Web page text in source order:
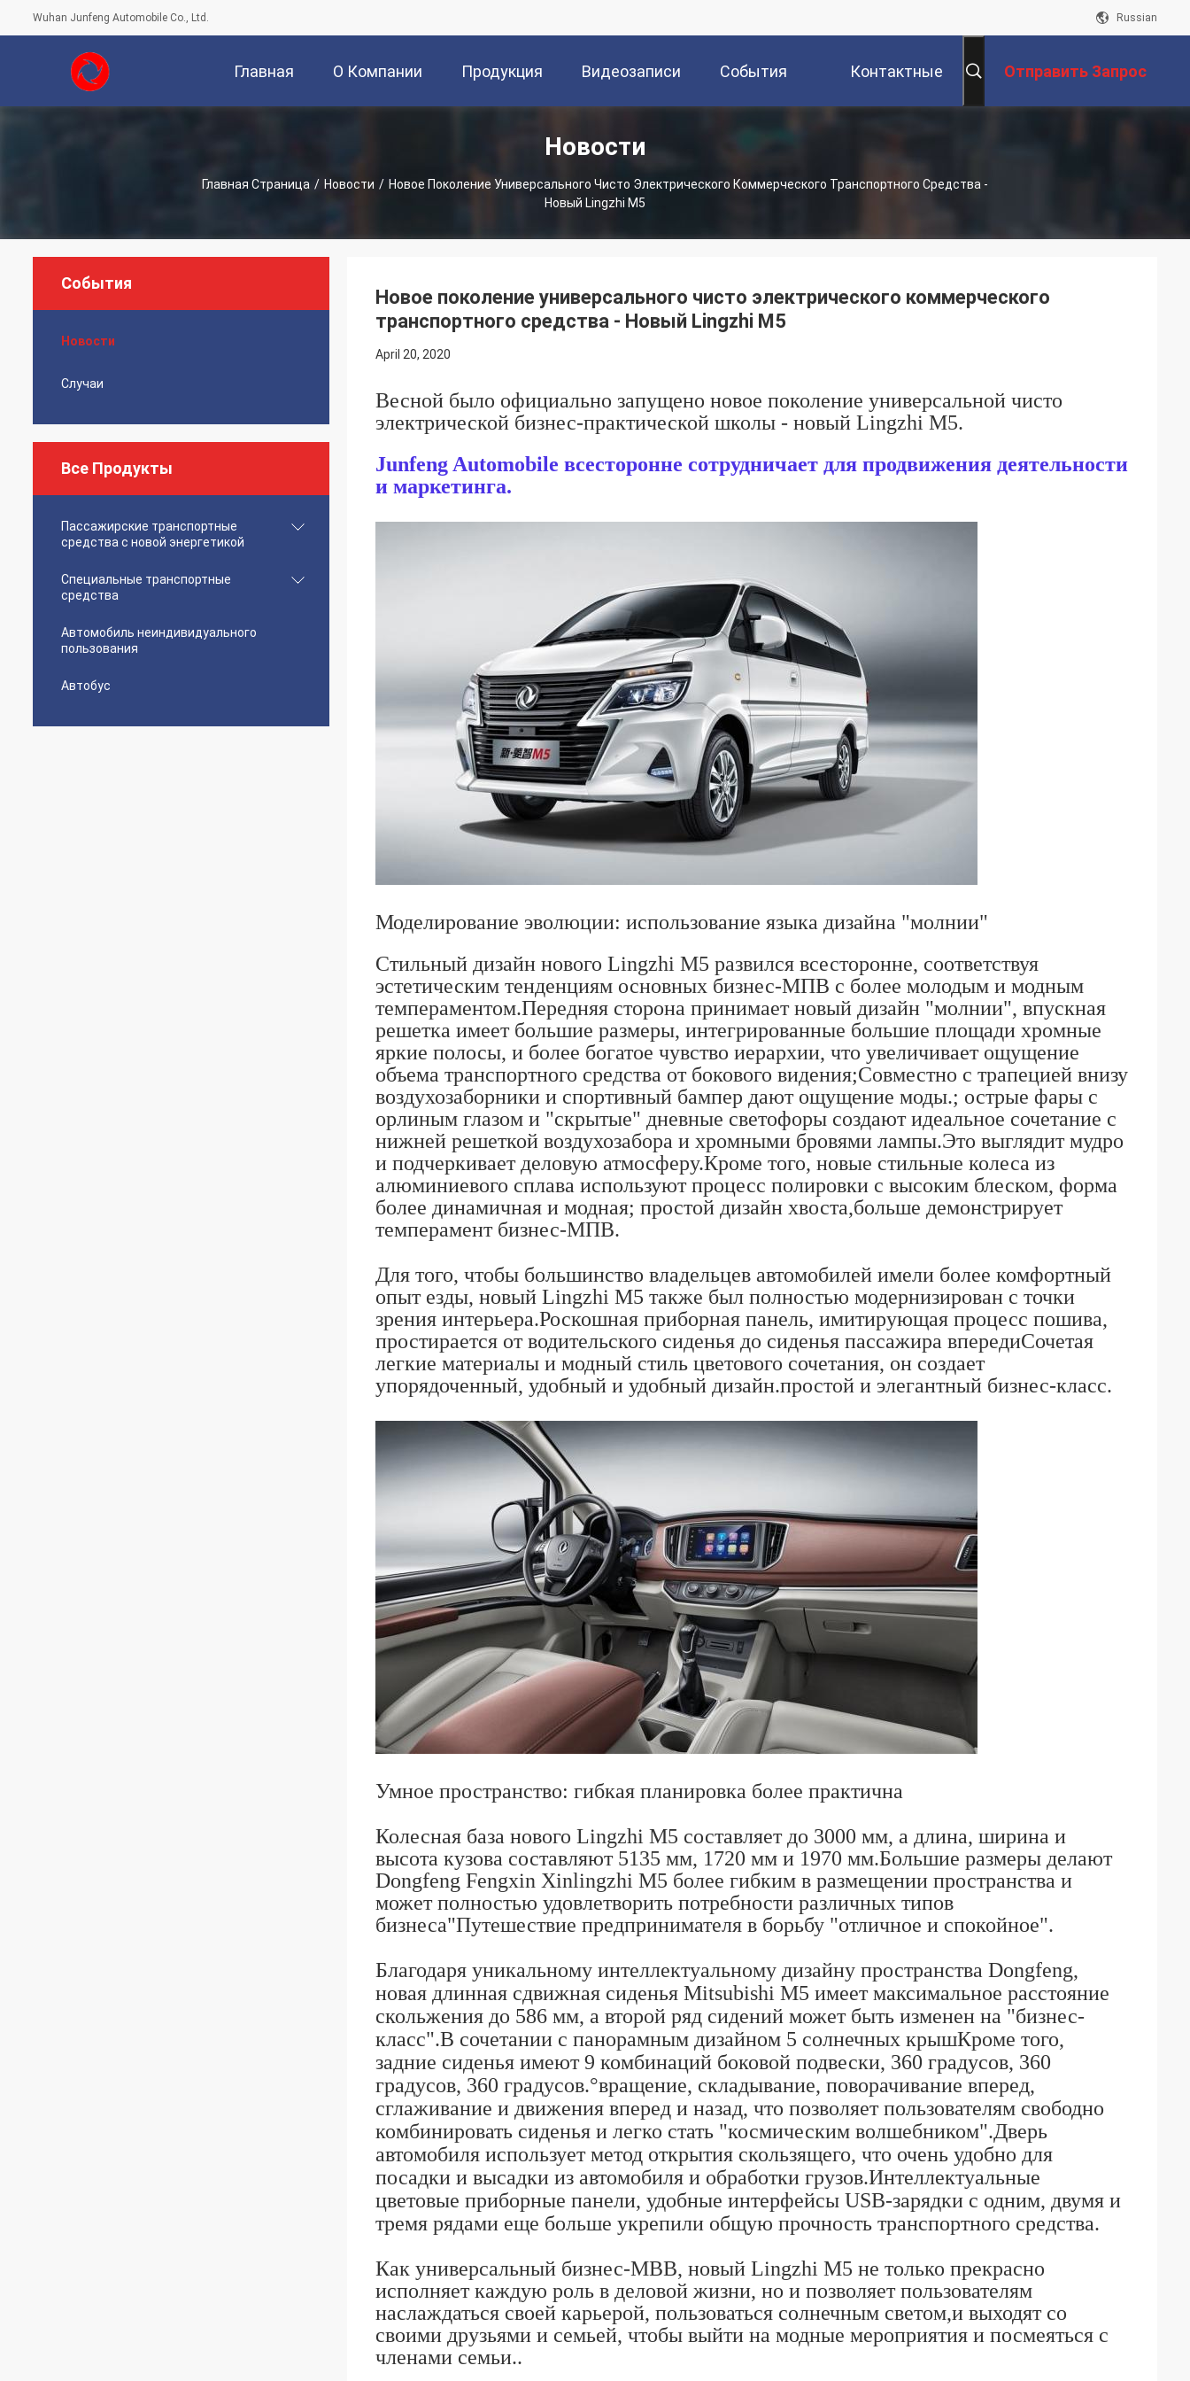
Wuhan Junfeng Automobile Co., Ltd. Russian
Главная О Компании Продукция Видеозаписи События Контактные Отправить Запрос
Новости
Главная Страница / Новости / Новое Поколение Универсального Чисто Электрического Коммерческого Транспортного Средства -
Новый Lingzhi M5
События
Новости
Случаи
Все Продукты
Пассажирские транспортные
средства с новой энергетикой
Специальные транспортные
средства
Автомобиль неиндивидуального
пользования
Автобус
Новое поколение универсального чисто электрического коммерческого
транспортного средства - Новый Lingzhi M5
April 20, 2020
Весной было официально запущено новое поколение универсальной чисто
электрической бизнес-практической школы - новый Lingzhi M5.
Junfeng Automobile всесторонне сотрудничает для продвижения деятельности
и маркетинга.
Моделирование эволюции: использование языка дизайна "молнии"
Стильный дизайн нового Lingzhi M5 развился всесторонне, соответствуя
эстетическим тенденциям основных бизнес-МПВ с более молодым и модным
темпераментом.Передняя сторона принимает новый дизайн "молнии", впускная
решетка имеет большие размеры, интегрированные большие площади хромные
яркие полосы, и более богатое чувство иерархии, что увеличивает ощущение
объема транспортного средства от бокового видения;Совместно с трапецией внизу
воздухозаборники и спортивный бампер дают ощущение моды.; острые фары с
орлиным глазом и "скрытые" дневные светофоры создают идеальное сочетание с
нижней решеткой воздухозабора и хромными бровями лампы.Это выглядит мудро
и подчеркивает деловую атмосферу.Кроме того, новые стильные колеса из
алюминиевого сплава используют процесс полировки с высоким блеском, форма
более динамичная и модная; простой дизайн хвоста,больше демонстрирует
темперамент бизнес-МПВ.
Для того, чтобы большинство владельцев автомобилей имели более комфортный
опыт езды, новый Lingzhi M5 также был полностью модернизирован с точки
зрения интерьера.Роскошная приборная панель, имитирующая процесс пошива,
простирается от водительского сиденья до сиденья пассажира впередиСочетая
легкие материалы и модный стиль цветового сочетания, он создает
упорядоченный, удобный и удобный дизайн.простой и элегантный бизнес-класс.
Умное пространство: гибкая планировка более практична
Колесная база нового Lingzhi M5 составляет до 3000 мм, а длина, ширина и
высота кузова составляют 5135 мм, 1720 мм и 1970 мм.Большие размеры делают
Dongfeng Fengxin Xinlingzhi M5 более гибким в размещении пространства и
может полностью удовлетворить потребности различных типов
бизнеса"Путешествие предпринимателя в борьбу "отличное и спокойное".
Благодаря уникальному интеллектуальному дизайну пространства Dongfeng,
новая длинная сдвижная сиденья Mitsubishi M5 имеет максимальное расстояние
скольжения до 586 мм, а второй ряд сидений может быть изменен на "бизнес-
класс".В сочетании с панорамным дизайном 5 солнечных крышКроме того,
задние сиденья имеют 9 комбинаций боковой подвески, 360 градусов, 360
градусов, 360 градусов.°вращение, складывание, поворачивание вперед,
сглаживание и движения вперед и назад, что позволяет пользователям свободно
комбинировать сиденья и легко стать "космическим волшебником".Дверь
автомобиля использует метод открытия скользящего, что очень удобно для
посадки и высадки из автомобиля и обработки грузов.Интеллектуальные
цветовые приборные панели, удобные интерфейсы USB-зарядки с одним, двумя и
тремя рядами еще больше укрепили общую прочность транспортного средства.
Как универсальный бизнес-МВВ, новый Lingzhi M5 не только прекрасно
исполняет каждую роль в деловой жизни, но и позволяет пользователям
наслаждаться своей карьерой, пользоваться солнечным светом,и выходят со
своими друзьями и семьей, чтобы выйти на модные мероприятия и посмеяться с
членами семьи..